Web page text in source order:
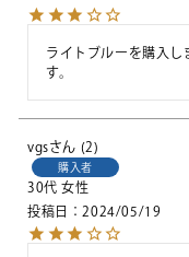
ライトブルーを購入
す。
vgs 2
購入者
30代 女性
投稿日
2024/05/19